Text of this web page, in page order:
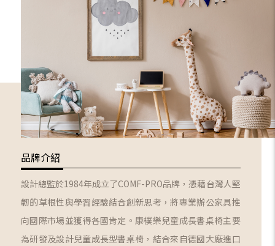
品牌介紹
設計總監於1984年成立了COMF-PRO品牌，憑藉台灣人堅
韌的草根性與學習經驗結合創新思考，將專業辦公家具推
向國際市場並獲得各國肯定。康樸樂兒童成長書桌椅主要
為研發及設計兒童成長型書桌椅，結合來自德國大廠進口